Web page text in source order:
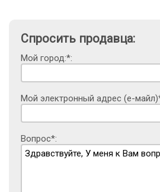
Спросить продавца:
Мой город:*:
Мой электронный адрес (е-
Вопрос*: